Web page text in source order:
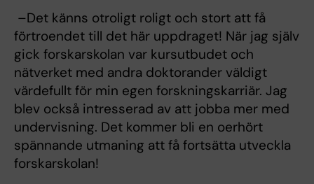
–Det känns otroligt roligt och stort att få
förtroendet till det här uppdraget! När jag själv
gick forskarskolan var kursutbudet och
nätverket med andra doktorander väldigt
värdefullt för min egen forskningskarriär. Jag
blev också intresserad av att jobba mer med
undervisning. Det kommer bli en oerhört
spännande utmaning att få fortsätta utveckla
forskarskolan!